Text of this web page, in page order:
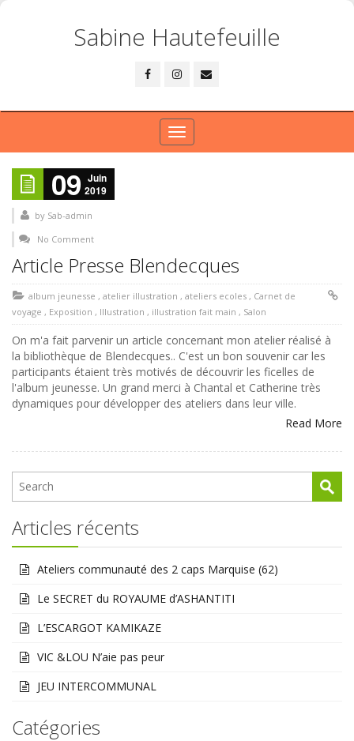
Sabine Hautefeuille
Toggle
navigation
09 Juin
2019
by Sab-admin
No Comment
Article Presse Blendecques
album jeunesse , atelier illustration , ateliers ecoles , Carnet de
voyage , Exposition , Illustration , illustration fait main , Salon
On m'a fait parvenir un article concernant mon atelier réalisé à
la bibliothèque de Blendecques.. C'est un bon souvenir car les
participants étaient très motivés de découvrir les ficelles de
l'album jeunesse. Un grand merci à Chantal et Catherine très
dynamiques pour développer des ateliers dans leur ville.
Read More
Articles récents
Ateliers communauté des 2 caps Marquise (62)
Le SECRET du ROYAUME d’ASHANTITI
L’ESCARGOT KAMIKAZE
VIC &LOU N’aie pas peur
JEU INTERCOMMUNAL
Catégories